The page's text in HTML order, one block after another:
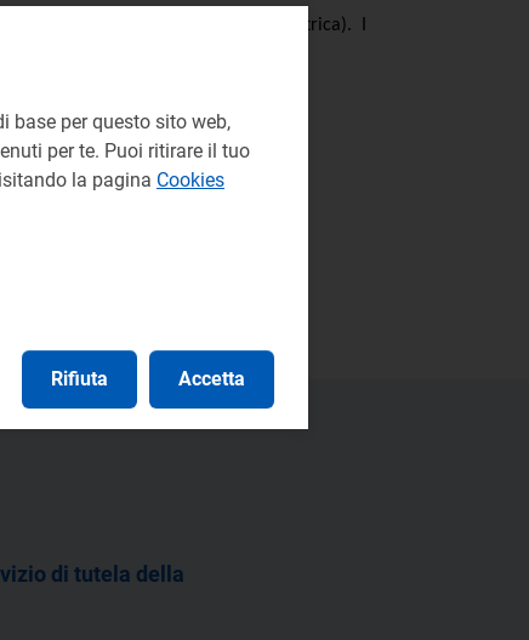
trimestralmente per l’energia elettrica). I
di tutela della
base per questo sito web,
per te. Puoi ritirare il tuo
la pagina Cookies
Rifiuta Accetta